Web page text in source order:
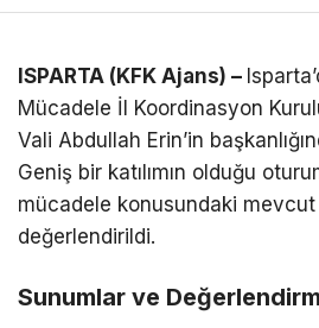
ISPARTA (KFK Ajans) –
Mücadele İl Koordinasyon
Vali Abdullah Erin’in
Geniş bir katılımın olduğu
mücadele konusundaki mevcut
değerlendirildi.
Sunumlar ve